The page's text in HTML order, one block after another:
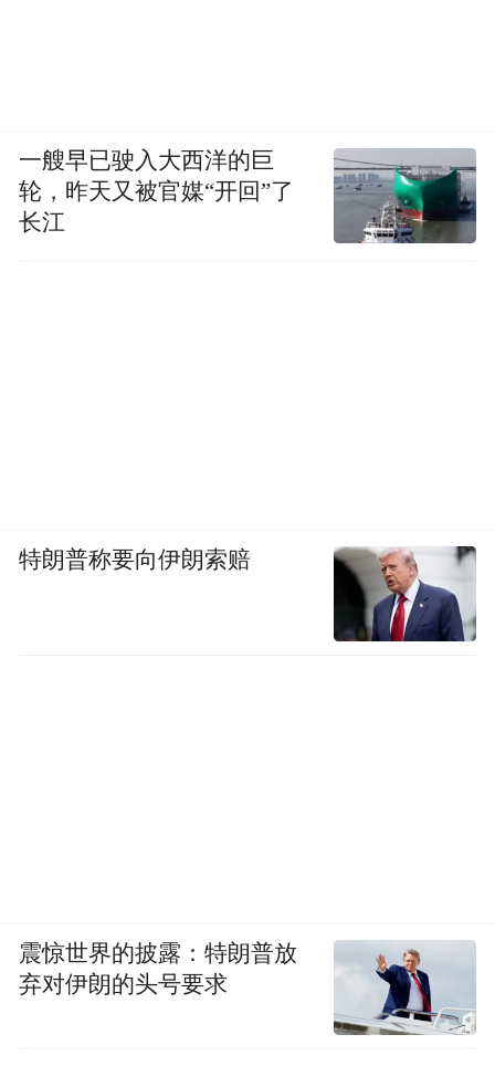
一艘早已驶入大西洋的巨
轮，昨天又被官媒“开回”了
长江
特朗普称要向伊朗索赔
震惊世界的披露：特朗普放
弃对伊朗的头号要求